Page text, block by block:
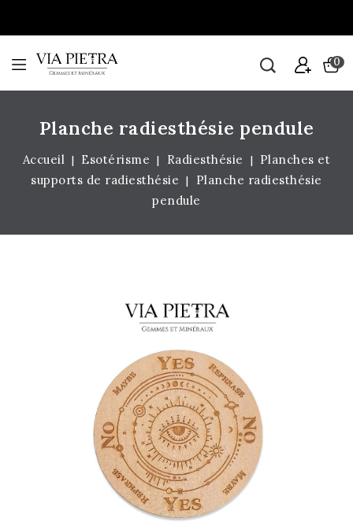
0
Planche radiesthésie pendule
Accueil Esotérisme Radiesthésie
Planches et
supports de radiesthésie
Planche radiesthésie
pendule